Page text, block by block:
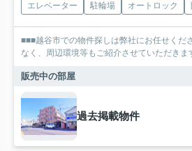
エレベーター 駐輪場 オートロック
■■■越谷市での物件探しは弊社にお任せくだ
なく、周辺環境等もご紹介させていただきま
販売中の部屋
過去掲載物件